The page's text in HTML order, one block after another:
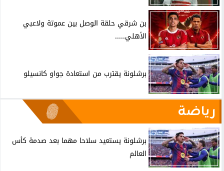
بن شرقي حلقة الوصل بين عموتة ولاعبي
الأهلي.....
برشلونة يقترب من استعادة جواو كانسيلو
رياضة
برشلونة يستعيد سلاحا مهما بعد صدمة كأس
العالم